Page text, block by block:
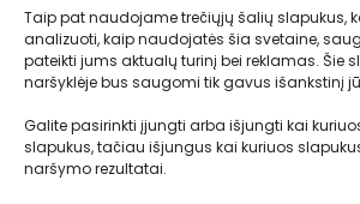
Taip pat naudojame trečiųjų šalių slapukus,
analizuoti, kaip naudojatės šia svetaine,
pateikti jums aktualų turinį bei reklamas. Šie
naršyklėje bus saugomi tik gavus išankstinį
Galite pasirinkti įjungti arba išjungti kai
slapukus, tačiau išjungus kai kuriuos
naršymo rezultatai.
ЧЗВ
Контакты
MB Motolimitas
К. п.304891451